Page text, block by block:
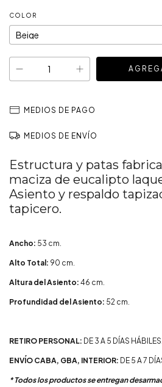
COLOR
MEDIOS DE PAGO
MEDIOS DE ENVÍO
Estructura y patas
maciza de eucalipto
Asiento y respaldo
tapicero.
Ancho: 53 cm.
Alto Total: 90 cm.
Altura del Asiento: 46 cm.
Profundidad del Asiento: 52 cm.
RETIRO PERSONAL: DE 3 A 5 DÍAS HÁBILES.
ENVÍO CABA, GBA, INTERIOR: DE 5 A 7
* Todos los productos se entregan